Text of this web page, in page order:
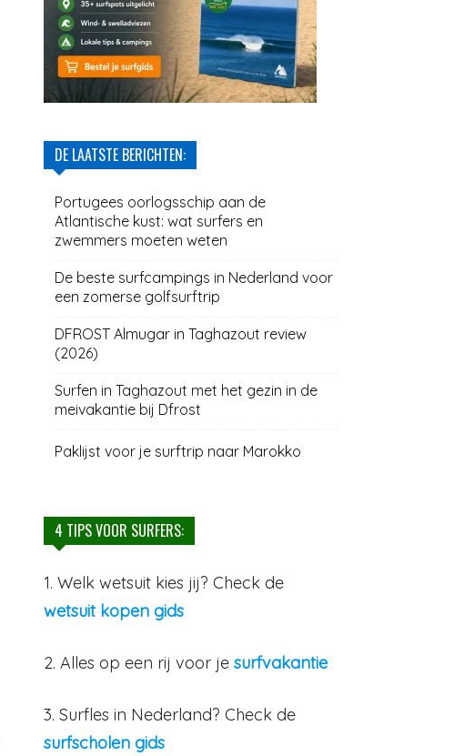
DE LAATSTE BERICHTEN:
Portugees oorlogsschip aan de
Atlantische kust: wat surfers en
zwemmers moeten weten
De beste surfcampings in Nederland voor
een zomerse golfsurftrip
DFROST Almugar in Taghazout review
(2026)
Surfen in Taghazout met het gezin in de
meivakantie bij Dfrost
Paklijst voor je surftrip naar Marokko
4 TIPS VOOR SURFERS:
1. Welk wetsuit kies jij? Check de
wetsuit kopen gids
2. Alles op een rij voor je surfvakantie
3. Surfles in Nederland? Check de
surfscholen gids